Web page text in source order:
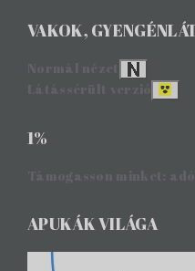
VAKOK,
1%
APUKÁK VILÁGA